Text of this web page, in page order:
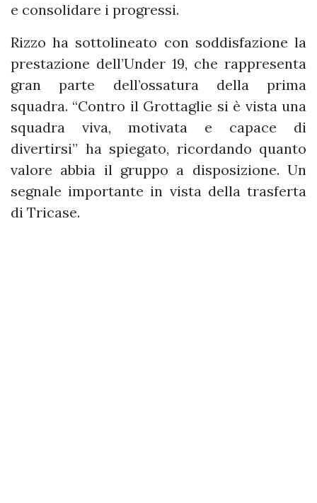
e consolidare i progressi.
Rizzo ha sottolineato con soddisfazione la
prestazione dell’Under 19, che rappresenta
gran parte dell’ossatura della prima
squadra. “Contro il Grottaglie si è vista una
squadra viva, motivata e capace di
divertirsi” ha spiegato, ricordando quanto
valore abbia il gruppo a disposizione. Un
segnale importante in vista della trasferta
di Tricase.